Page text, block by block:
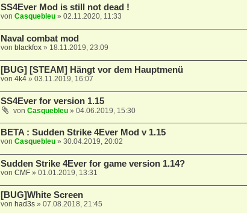
SS4Ever Mod is still not dead !
von Casquebleu» 02.11.2020, 11:33
Naval combat mod
von blackfox» 18.11.2019, 23:09
[BUG] [STEAM] Hängt vor dem Hauptmenü
von 4k4» 03.11.2019, 16:07
SS4Ever for version 1.15
von Casquebleu» 04.06.2019, 15:30
BETA : Sudden Strike 4Ever Mod v 1.15
von Casquebleu» 30.04.2019, 20:02
Sudden Strike 4Ever for game version 1.14?
von CMF» 01.01.2019, 13:31
[BUG]White Screen
von had3s» 07.08.2018, 21:45